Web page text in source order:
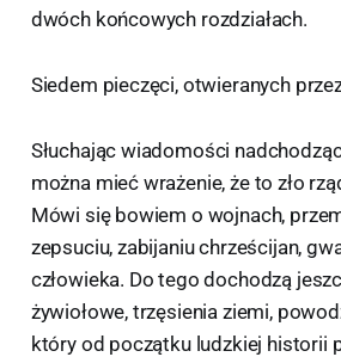
dwóch końcowych rozdziałach.
Siedem pieczęci, otwieranych
Słuchając wiadomości
można mieć wrażenie, że to zło
Mówi się bowiem o wojnach,
zepsuciu, zabijaniu chrześcijan,
człowieka. Do tego dochodzą
żywiołowe, trzęsienia ziemi,
który od początku ludzkiej historii